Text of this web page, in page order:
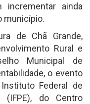
incrementar ainda
município.
de Chã Grande,
Rural e
Municipal de
o evento
Federal de
(IFPE), do Centro